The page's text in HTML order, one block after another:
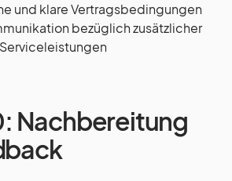
und klare Vertragsbedingungen
bezüglich zusätzlicher
Nachbereitung